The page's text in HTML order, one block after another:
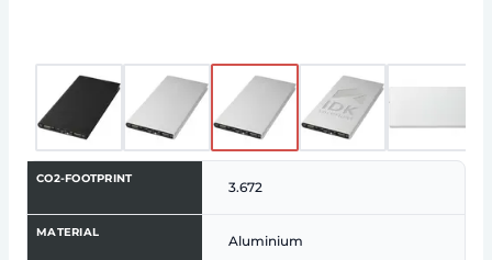
CO2-FOOTPRINT
3.672
MATERIAL
Aluminium